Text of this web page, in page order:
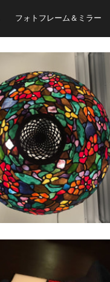
フォトフレーム＆ミラー